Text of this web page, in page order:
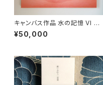
キャンバス作品 水の記憶 VI L ‘
Ecme des jours VI <ovum>
¥50,000